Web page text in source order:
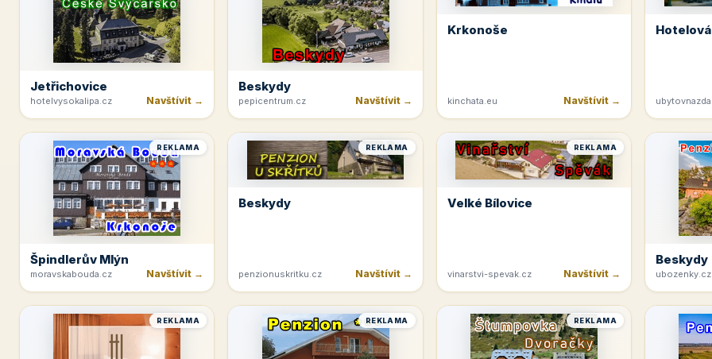
Jetřichovice
hotelvysokalipa.cz Navštívit →
Beskydy
pepicentrum.cz Navštívit →
Krkonoše
kinchata.eu Navštívit →
REKLAMA
Špindlerův Mlýn
moravskabouda.cz Navštívit →
REKLAMA
Beskydy
penzionuskritku.cz Navštívit →
REKLAMA
Velké Bílovice
vinarstvi-spevak.cz Navštívit →
Beskydy
ubozenky.cz
REKLAMA REKLAMA REKLAMA